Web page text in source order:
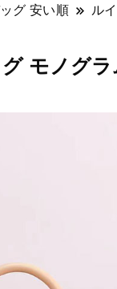
グ 安い順 ル
モノグ